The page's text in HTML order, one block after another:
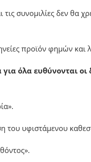
συνομιλίες δεν θα
προϊόν φημών
όλα ευθύνονται
του υφιστάμενου